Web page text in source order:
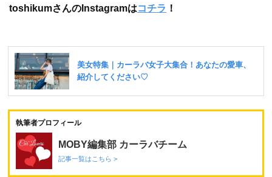
toshikumさんのInstagramはコチラ ！
執筆者プロフィール
MOBY編集部 カーラバチーム
記事一覧はこちら >